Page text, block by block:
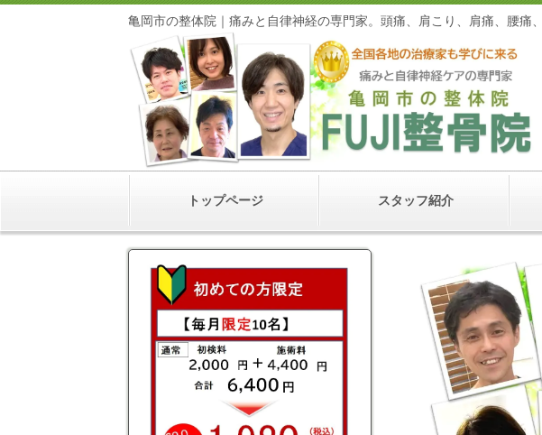
亀岡市の整体院｜痛みと自律神経の専門家。頭痛、肩こり、肩
トップページ スタッフ紹介